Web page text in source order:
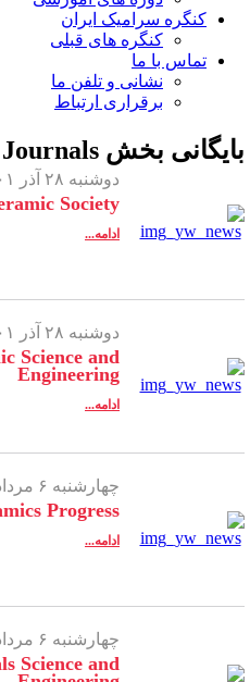
کنگره سرامیک ایران
کنگره های قبلی
تماس با ما
نشانی و تلفن ما
برقراری ارتباط
بخشJournals
دوشنبه ۲۸ آذر ۱۴۰۱ -
Society
ادامه...
دوشنبه ۲۸ آذر ۱۴۰۱ -
Science and
Engineering
ادامه...
چهارشنبه ۶ مرداد ۱۳۹۵ -
Progress
ادامه...
چهارشنبه ۶ مرداد ۱۳۹۵ -
Science and